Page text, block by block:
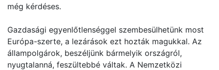
még kérdéses.
Gazdasági egyenlőtlenséggel szembesülhetünk most
Európa-szerte, a lezárások ezt hozták magukkal. Az
állampolgárok, beszéljünk bármelyik országról,
nyugtalanná, feszültebbé váltak. A Nemzetközi